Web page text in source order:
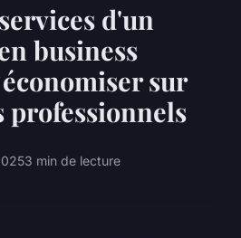
d'un
business
sur
professionnels
3 min de lecture